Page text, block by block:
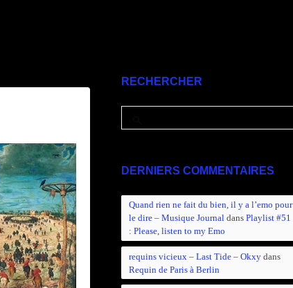
RECHERCHER
DERNIERS COMMENTAIRES
Quand rien ne fait du bien, il y a l’emo pour
le dire – Musique Journaldans Playlist #51
: Please, listen to my Emo
requins vicieux – Last Tide – Okxydans
Requin de Paris à Berlin